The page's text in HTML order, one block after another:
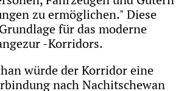
zu ermöglichen." Diese
für das moderne
-Korridors.
würde der Korridor eine
nach Nachitschewan